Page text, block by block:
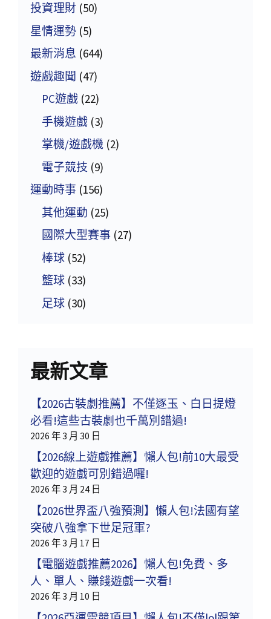
投資理財 (50)
星情運勢 (5)
最新消息 (644)
遊戲趣聞 (47)
PC遊戲 (22)
手機遊戲 (3)
掌機/遊戲機 (2)
電子競技 (9)
運動時事 (156)
其他運動 (25)
國際大型賽事 (27)
棒球 (52)
籃球 (33)
足球 (30)
最新文章
【2026古裝劇推薦】不僅逐玉、白日提燈
必看!這些古裝劇也千萬別錯過!
2026 年 3 月 30 日
【2026線上遊戲推薦】懶人包!前10大最受
歡迎的遊戲可別錯過囉!
2026 年 3 月 24 日
【2026世界盃八強預測】懶人包!法國有望
突破八強拿下世足冠軍?
2026 年 3 月 17 日
【電腦遊戲推薦2026】懶人包!免費、多
人、單人、賺錢遊戲一次看!
2026 年 3 月 10 日